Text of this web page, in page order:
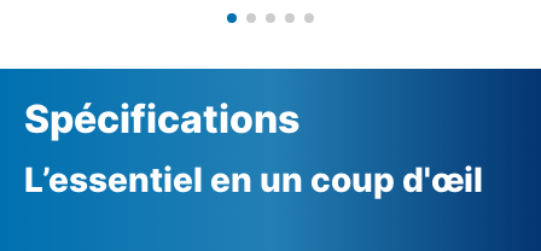
Surveillance de phase avec correction de phase
Spécifications
L’essentiel en un coup d'œil